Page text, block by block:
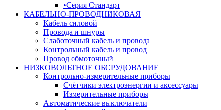
•Серия Стандарт
КАБЕЛЬНО-ПРОВОДНИКОВАЯ
Кабель силовой
Провода и шнуры
Слаботочный кабель и провода
Контрольный кабель и провод
Провод обмоточный
НИЗКОВОЛЬТНОЕ ОБОРУДОВАНИЕ
Контрольно-измерительные приборы
Счётчики электроэнергии и аксессуары
Измерительные приборы
Автоматические выключатели